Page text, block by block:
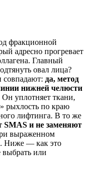
фракционной
адресно прогревает
Главный
овал лица?
совпадают: да, метод
нижней челюсти
Он уплотняет ткани,
рыхлость по краю
лифтинга. В то же
и не заменяют
выраженном
Ниже — как это
выбрать или